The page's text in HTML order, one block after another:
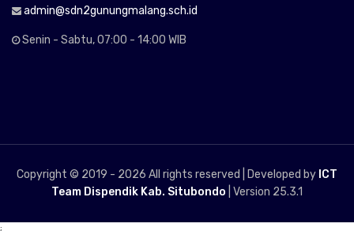
admin@sdn2gunungmalang.sch.id
Senin - Sabtu, 07:00 - 14:00 WIB
Copyright © 2019 - 2026 All rights reserved | Developed by ICT
Team Dispendik Kab. Situbondo | Version 25.3.1
;